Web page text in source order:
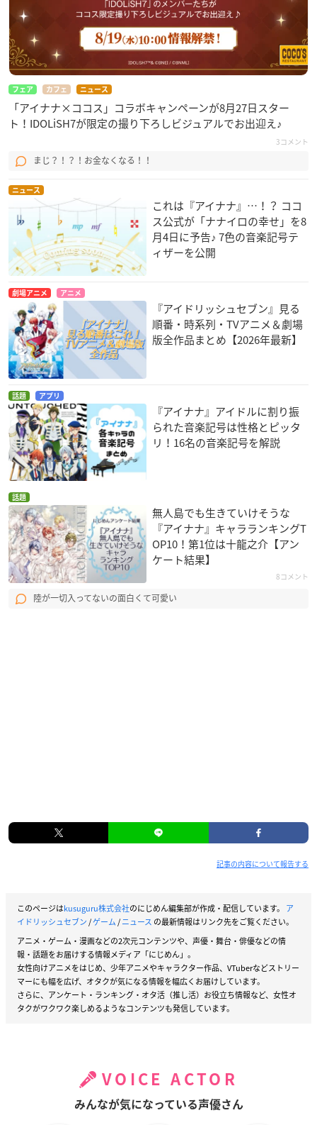
フェア カフェ ニュース
「アイナナ×ココス」コラボキャンペーンが8月27日スター
ト！IDOLiSH7が限定の撮り下ろしビジュアルでお出迎え♪
3コメント
まじ？！？！お金なくなる！！
ニュース
これは『アイナナ』…！？ ココ
ス公式が「ナナイロの幸せ」を8
月4日に予告♪ 7色の音楽記号テ
ィザーを公開
劇場アニメ アニメ
『アイドリッシュセブン』見る
順番・時系列・TVアニメ＆劇場
版全作品まとめ【2026年最新】
話題 アプリ
『アイナナ』アイドルに割り振
られた音楽記号は性格とピッタ
リ！16名の音楽記号を解説
話題
無人島でも生きていけそうな
『アイナナ』キャラランキングT
OP10！第1位は十龍之介【アン
ケート結果】
8コメント
陸が一切入ってないの面白くて可愛い
記事の内容について報告する
このページはkusuguru株式会社のにじめん編集部が作成・配信しています。 ア
イドリッシュセブン/ゲーム/ニュース の最新情報はリンク先をご覧ください。
アニメ・ゲーム・漫画などの2次元コンテンツや、声優・舞台・俳優などの情
報・話題をお届けする情報メディア「にじめん」。
女性向けアニメをはじめ、少年アニメやキャラクター作品、VTuberなどストリー
マーにも幅を広げ、オタクが気になる情報を幅広くお届けしています。
さらに、アンケート・ランキング・オタ活（推し活）お役立ち情報など、女性オ
タクがワクワク楽しめるようなコンテンツも発信しています。
VOICE ACTOR
みんなが気になっている声優さん